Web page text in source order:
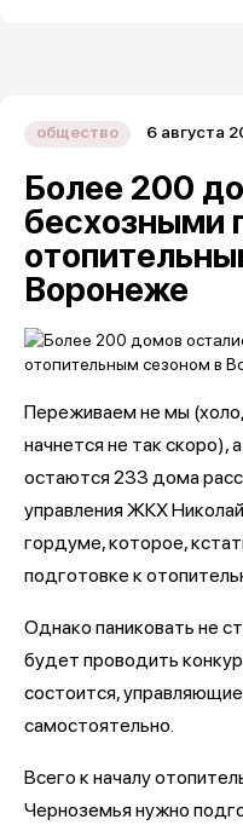
общество 6 августа
Более 200
бесхозными
Воронеже
Переживаем не мы
начнется не так скоро),
остаются 233 дома
управления ЖКХ
гордуме, которое,
подготовке к
Однако паниковать не
будет проводить
состоится,
самостоятельно.
Всего к началу
Черноземья нужно